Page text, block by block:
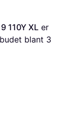
110Y XL
blant 3